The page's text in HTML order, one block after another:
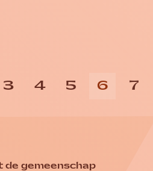
3 4 5 6 7
de gemeenschap